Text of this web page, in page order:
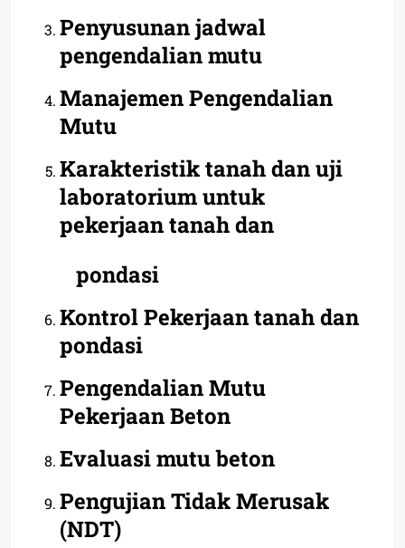
Penyusunan jadwal
pengendalian mutu
Manajemen Pengendalian
Mutu
Karakteristik tanah dan uji
laboratorium untuk
pekerjaan tanah dan
pondasi
Kontrol Pekerjaan tanah dan
pondasi
Pengendalian Mutu
Pekerjaan Beton
Evaluasi mutu beton
Pengujian Tidak Merusak
(NDT)